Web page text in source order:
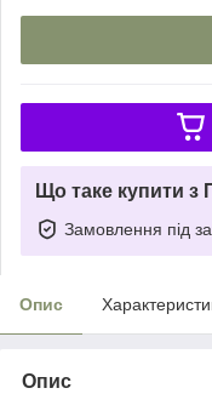
Що таке купити з
Замовлення під
Опис
Опис